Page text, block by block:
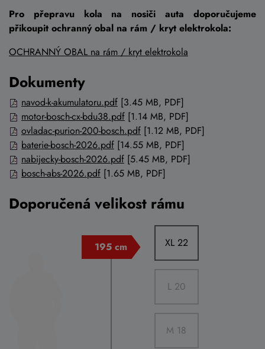
Pro přepravu kola na nosiči auta doporučujeme
přikoupit ochranný obal na rám / kryt elektrokola:
OCHRANNÝ OBAL na rám / kryt elektrokola
Dokumenty
navod-k-akumulatoru.pdf [3.45 MB, PDF]
motor-bosch-cx-bdu38.pdf [1.14 MB, PDF]
ovladac-purion-200-bosch.pdf [1.12 MB, PDF]
baterie-bosch-2026.pdf [14.55 MB, PDF]
nabijecky-bosch-2026.pdf [5.45 MB, PDF]
bosch-abs-2026.pdf [1.65 MB, PDF]
Doporučená velikost rámu
XL 22
L 20
M 18